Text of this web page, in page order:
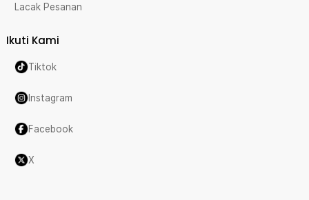
Lacak Pesanan
Ikuti Kami
Tiktok
Instagram
Facebook
X